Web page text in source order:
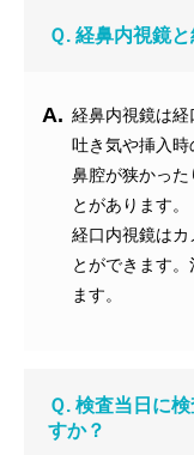
Ｑ. 経鼻内視鏡
A. 経鼻内視鏡は経
吐き気や挿入時
鼻腔が狭かった
とがあります。
経口内視鏡はカ
とができます
ます。
Ｑ. 検査当日に
すか？